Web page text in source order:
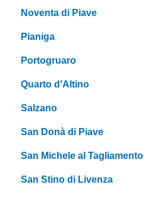
Noventa di Piave
Pianiga
Portogruaro
Quarto d'Altino
Salzano
San Donà di Piave
San Michele al Tagliamento
San Stino di Livenza